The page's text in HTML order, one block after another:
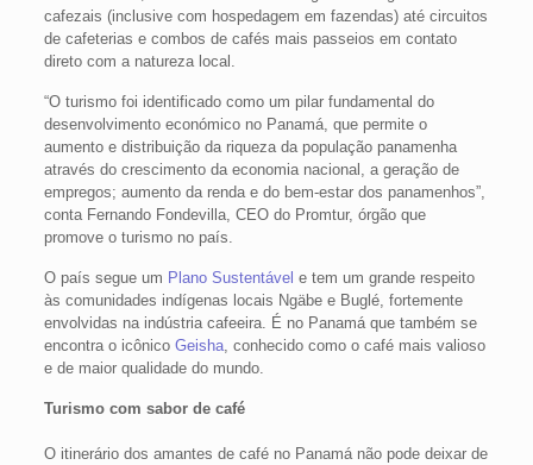
cafezais (inclusive com hospedagem em fazendas) até circuitos
de cafeterias e combos de cafés mais passeios em contato
direto com a natureza local.
“O turismo foi identificado como um pilar fundamental do
desenvolvimento económico no Panamá, que permite o
aumento e distribuição da riqueza da população panamenha
através do crescimento da economia nacional, a geração de
empregos; aumento da renda e do bem-estar dos panamenhos”,
conta Fernando Fondevilla, CEO do Promtur, órgão que
promove o turismo no país.
O país segue um Plano Sustentável e tem um grande respeito
às comunidades indígenas locais Ngäbe e Buglé, fortemente
envolvidas na indústria cafeeira. É no Panamá que também se
encontra o icônico Geisha, conhecido como o café mais valioso
e de maior qualidade do mundo.
Turismo com sabor de café
O itinerário dos amantes de café no Panamá não pode deixar de